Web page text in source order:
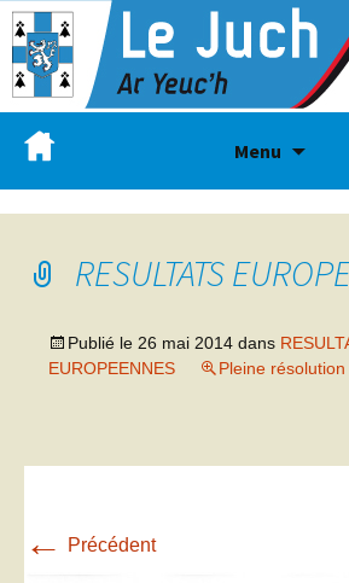
Menu
RESULTATS
Publié le 26 mai 2014 dans
EUROPEENNES
Pleine
← Précédent